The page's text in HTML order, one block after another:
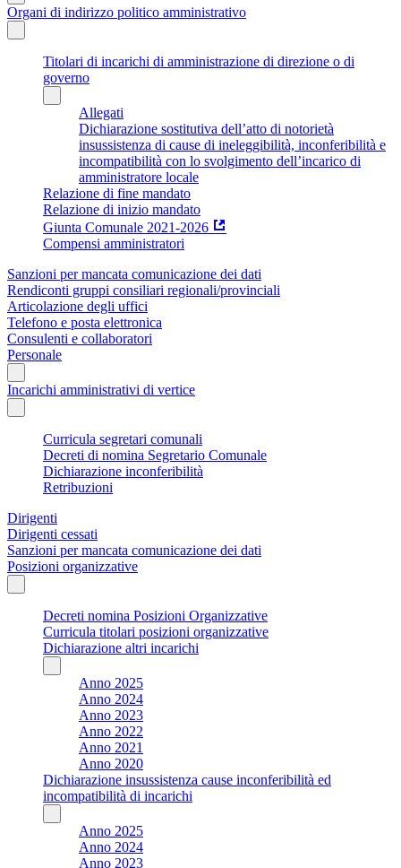
Organi di indirizzo politico amministrativo
Titolari di incarichi di amministrazione di direzione o di
governo
Allegati
Dichiarazione sostitutiva dell’atto di notorietà
insussistenza di cause di ineleggibilità, inconferibilità e
incompatibilità con lo svolgimento dell’incarico di
amministratore locale
Relazione di fine mandato
Relazione di inizio mandato
Giunta Comunale 2021-2026
Compensi amministratori
Sanzioni per mancata comunicazione dei dati
Rendiconti gruppi consiliari regionali/provinciali
Articolazione degli uffici
Telefono e posta elettronica
Consulenti e collaboratori
Personale
Incarichi amministrativi di vertice
Curricula segretari comunali
Decreti di nomina Segretario Comunale
Dichiarazione inconferibilità
Retribuzioni
Dirigenti
Dirigenti cessati
Sanzioni per mancata comunicazione dei dati
Posizioni organizzative
Decreti nomina Posizioni Organizzative
Curricula titolari posizioni organizzative
Dichiarazione altri incarichi
Anno 2025
Anno 2024
Anno 2023
Anno 2022
Anno 2021
Anno 2020
Dichiarazione insussistenza cause inconferibilità ed
incompatibilità di incarichi
Anno 2025
Anno 2024
Anno 2023